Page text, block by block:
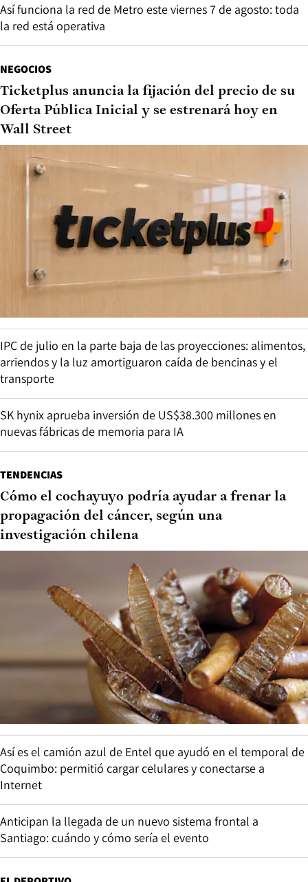
Así funciona la red de Metro este viernes 7 de agosto: toda
la red está operativa
NEGOCIOS
Ticketplus anuncia la fijación del precio de su
Oferta Pública Inicial y se estrenará hoy en
Wall Street
IPC de julio en la parte baja de las proyecciones: alimentos,
arriendos y la luz amortiguaron caída de bencinas y el
transporte
SK hynix aprueba inversión de US$38.300 millones en
nuevas fábricas de memoria para IA
TENDENCIAS
Cómo el cochayuyo podría ayudar a frenar la
propagación del cáncer, según una
investigación chilena
Así es el camión azul de Entel que ayudó en el temporal de
Coquimbo: permitió cargar celulares y conectarse a
Internet
Anticipan la llegada de un nuevo sistema frontal a
Santiago: cuándo y cómo sería el evento